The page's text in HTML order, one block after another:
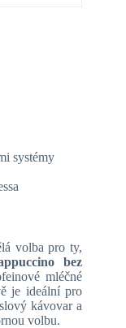
systémy
volba pro ty,
bez
mléčné
je ideální pro
kávovar a
volbu.